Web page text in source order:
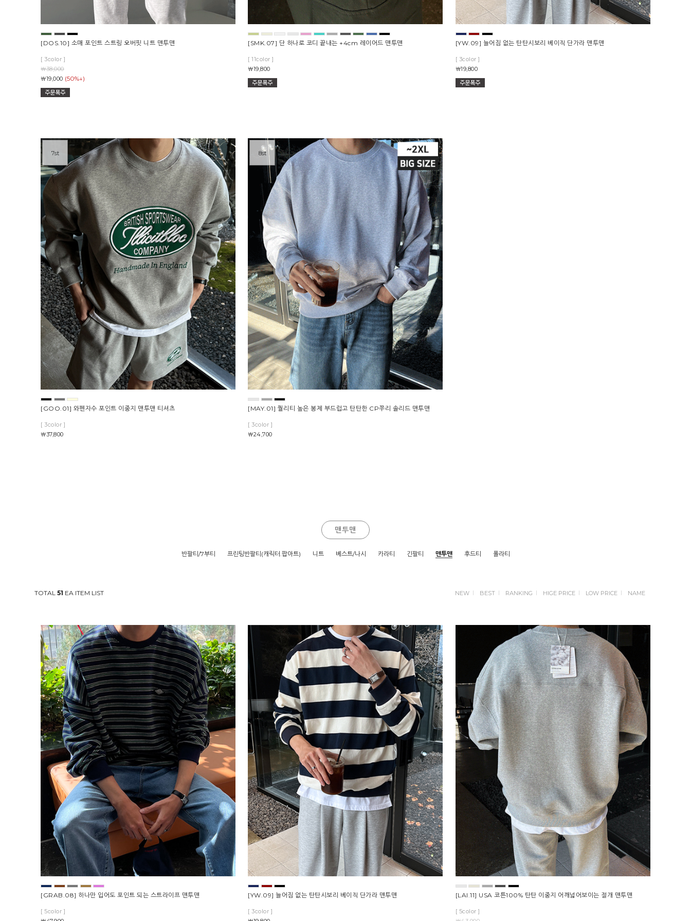
[DOS.10] 소매 포인트 스트링 오버핏 니트 맨투맨
[ 3color ]
￦38,000
￦19,000 (50%↓)
[SMK.07] 단 하나로 코디 끝내는 +4cm 레이어드 맨투맨
[ 11color ]
￦19,800
[YW.09] 늘어짐 없는 탄탄시보리 베이직 단가라 맨투맨
[ 3color ]
￦19,800
7st
[GOO.01] 와펜자수 포인트 이중지 맨투맨 티셔츠
[ 3color ]
￦37,800
8st
[MAY.01] 퀄리티 높은 봉제 부드럽고 탄탄한 CP쭈리 솔리드 맨투맨
[ 3color ]
￦24,700
맨투맨
반팔티/7부티 프린팅반팔티(캐릭터.팝아트) 니트 베스트/나시 카라티 긴팔티 맨투맨 후드티 폴라티
TOTAL51 EA ITEM LIST NEW BEST RANKING HIGE PRICE LOW PRICE NAME
[GRAB.08] 하나만 입어도 포인트 되는 스트라이프 맨투맨
[ 5color ]
[YW.09] 늘어짐 없는 탄탄시보리 베이직 단가라 맨투맨
[ 3color ]
[LAI.11] USA 코튼100% 탄탄 이중지 어깨넓어보이는 절개 맨투맨
[ 5color ]